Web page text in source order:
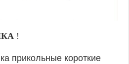
!
прикольные короткие